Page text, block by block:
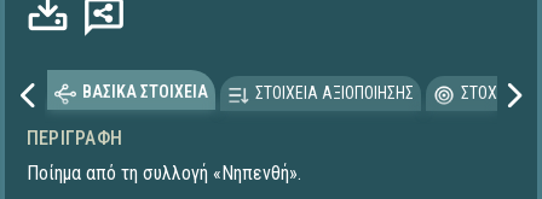
ΒΑΣΙΚΑ ΣΤΟΙΧΕΙΑ ΣΤΟΙΧΕΙΑ ΑΞΙΟΠΟΙΗΣΗΣ
ΠΕΡΙΓΡΑΦΉ
Ποίημα από τη συλλογή «Νηπενθή».